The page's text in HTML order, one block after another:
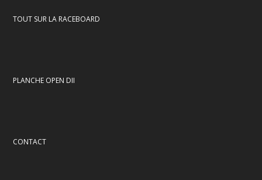
TOUT SUR LA RACEBOARD
PLANCHE OPEN DII
CONTACT